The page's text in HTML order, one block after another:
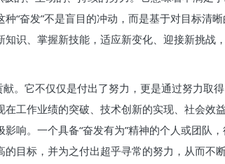
“奋发”不是盲目的冲动，而是基于对目标清
知识、掌握新技能，适应新变化、迎接新挑战
献。它不仅仅是付出了努力，更是通过努力取
在工作业绩的突破、技术创新的实现、社会效
响。一个具备“奋发有为”精神的个人或团队
的目标，并为之付出超乎寻常的努力，从而不